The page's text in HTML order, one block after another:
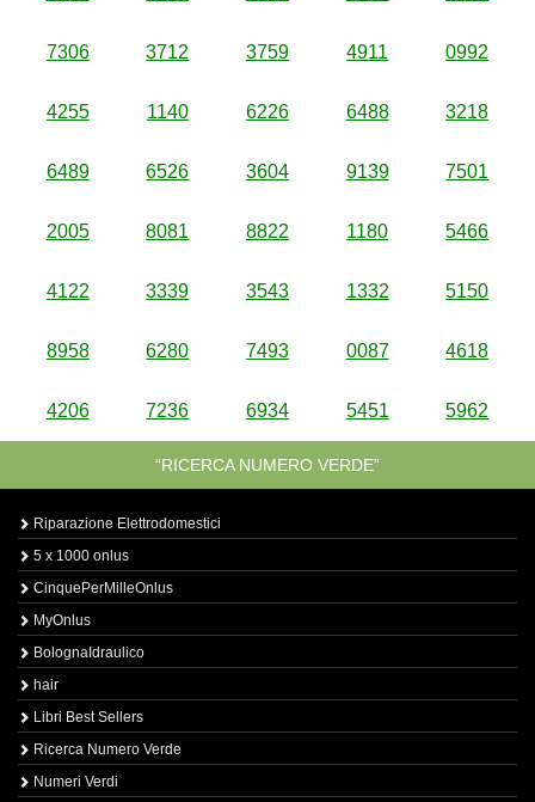
7306 3712 3759 4911 0992
4255 1140 6226 6488 3218
6489 6526 3604 9139 7501
2005 8081 8822 1180 5466
4122 3339 3543 1332 5150
8958 6280 7493 0087 4618
4206 7236 6934 5451 5962
“RICERCA NUMERO VERDE”
Riparazione Elettrodomestici
5 x 1000 onlus
CinquePerMilleOnlus
MyOnlus
BolognaIdraulico
hair
Libri Best Sellers
Ricerca Numero Verde
Numeri Verdi